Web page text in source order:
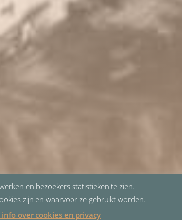
en bezoekers statistieken te zien.
zijn en waarvoor ze gebruikt worden.
info over cookies en privacy